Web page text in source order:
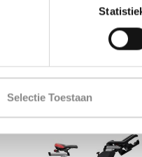
Selectie Toestaan
LIFE FITNESS